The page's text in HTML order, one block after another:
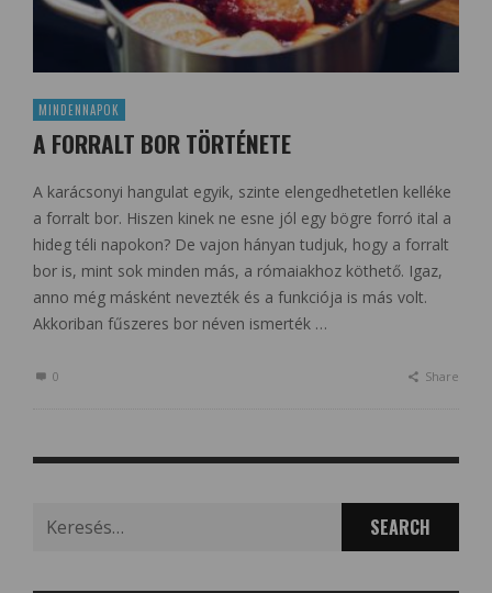
MINDENNAPOK
A FORRALT BOR TÖRTÉNETE
A karácsonyi hangulat egyik, szinte elengedhetetlen kelléke
a forralt bor. Hiszen kinek ne esne jól egy bögre forró ital a
hideg téli napokon? De vajon hányan tudjuk, hogy a forralt
bor is, mint sok minden más, a rómaiakhoz köthető. Igaz,
anno még másként nevezték és a funkciója is más volt.
Akkoriban fűszeres bor néven ismerték …
0 Share